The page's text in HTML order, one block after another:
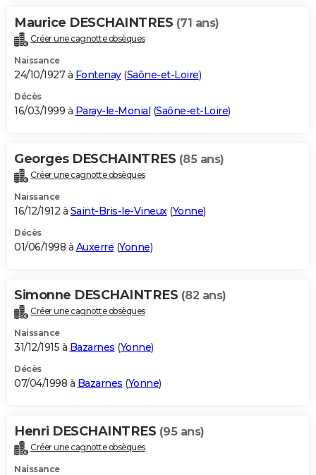
Maurice DESCHAINTRES (71 ans)
Créer une cagnotte obsèques
Naissance
24/10/1927 à Fontenay(Saône-et-Loire)
Décès
16/03/1999 à Paray-le-Monial (Saône-et-Loire)
Georges DESCHAINTRES (85 ans)
Créer une cagnotte obsèques
Naissance
16/12/1912 à Saint-Bris-le-Vineux(Yonne)
Décès
01/06/1998 à Auxerre (Yonne)
Simonne DESCHAINTRES (82 ans)
Créer une cagnotte obsèques
Naissance
31/12/1915 à Bazarnes (Yonne)
Décès
07/04/1998 à Bazarnes (Yonne)
Henri DESCHAINTRES (95 ans)
Créer une cagnotte obsèques
Naissance